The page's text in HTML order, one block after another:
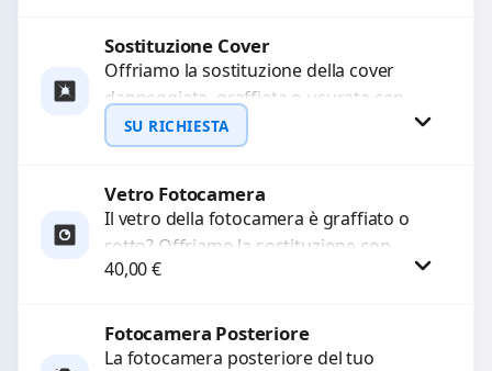
Procedi
Sostituzione Cover
Offriamo la sostituzione della cover
danneggiata, graffiata o usurata con
ricambi di alta qualità e garantiti.
Ripristiniamo l’aspetto estetico e...
SU RICHIESTA
Richiedi Preventivo
WhatsApp
Vetro Fotocamera
Il vetro della fotocamera è graffiato o
rotto? Offriamo la sostituzione con
ricambi di alta qualità garantiti per 3
40,00€
Procedi
Fotocamera Posteriore
La fotocamera posteriore del tuo